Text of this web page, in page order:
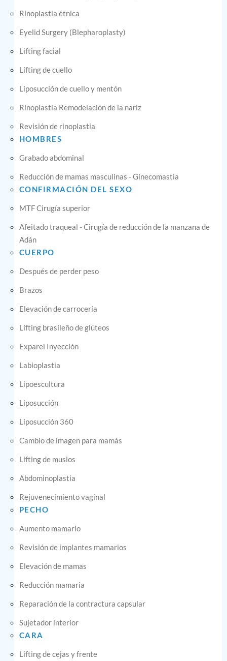
Rinoplastia étnica
Eyelid Surgery (Blepharoplasty)
Lifting facial
Lifting de cuello
Liposucción de cuello y mentón
Rinoplastia Remodelación de la nariz
Revisión de rinoplastia
HOMBRES
Grabado abdominal
Reducción de mamas masculinas - Ginecomastia
CONFIRMACIÓN DEL SEXO
MTF Cirugía superior
Afeitado traqueal - Cirugía de reducción de la manzana de
Adán
CUERPO
Después de perder peso
Brazos
Elevación de carrocería
Lifting brasileño de glúteos
Exparel Inyección
Labioplastia
Lipoescultura
Liposucción
Liposucción 360
Cambio de imagen para mamás
Lifting de muslos
Abdominoplastia
Rejuvenecimiento vaginal
PECHO
Aumento mamario
Revisión de implantes mamarios
Elevación de mamas
Reducción mamaria
Reparación de la contractura capsular
Sujetador interior
CARA
Lifting de cejas y frente